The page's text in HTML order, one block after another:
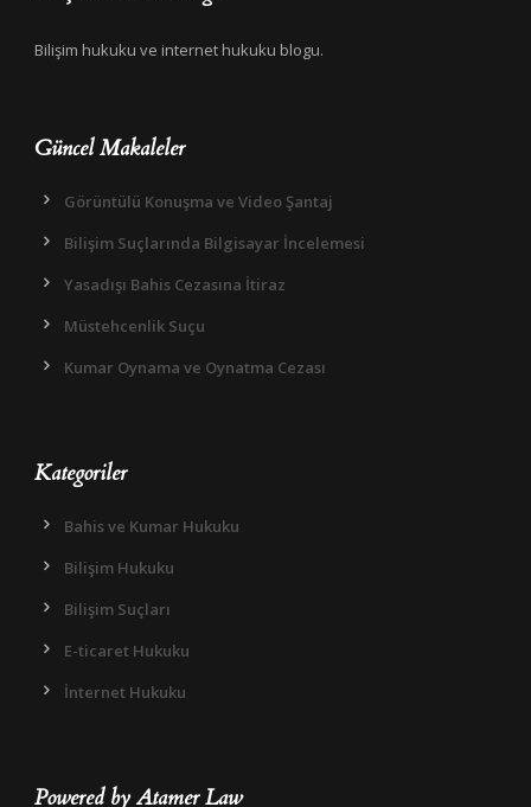
Bilişim hukuku ve internet hukuku blogu.
Güncel Makaleler
Görüntülü Konuşma ve Video Şantaj
Bilişim Suçlarında Bilgisayar İncelemesi
Yasadışı Bahis Cezasına İtiraz
Müstehcenlik Suçu
Kumar Oynama ve Oynatma Cezası
Kategoriler
Bahis ve Kumar Hukuku
Bilişim Hukuku
Bilişim Suçları
E-ticaret Hukuku
İnternet Hukuku
Powered by Atamer Law